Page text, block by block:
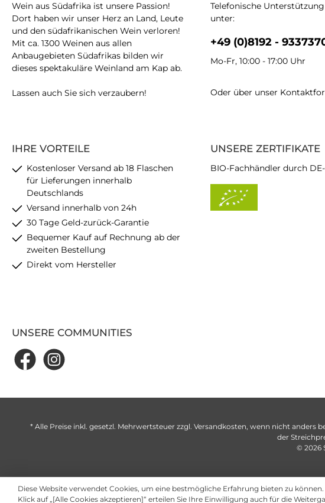
Telefonische
unter:
+49 (0)8192 -
Mo-Fr, 10:00 - 17:00 Uhr
Oder über unser
IHRE VORTEILE
Kostenloser Versand ab 18 Flaschen
für Lieferungen innerhalb
Deutschlands
Versand innerhalb von 24h
30 Tage Geld-zurück-Garantie
Bequemer Kauf auf Rechnung ab der
zweiten Bestellung
Direkt vom Hersteller
Wein aus Südafrika ist unsere Passion!
Dort haben wir unser Herz an Land, Leute
und den südafrikanischen Wein verloren!
Mit ca. 1300 Weinen aus allen
Anbaugebieten Südafrikas bilden wir
dieses spektakuläre Weinland am Kap ab.
Lassen auch Sie sich verzaubern!
UNSERE ZERTIFIKATE
BIO-Fachhändler durch
UNSERE COMMUNITIES
* Alle Preise inkl. gesetzl. Mehrwertsteuer zzgl. Versandkosten, wenn nicht anders
der
© 2026
Diese Website verwendet Cookies, um eine bestmögliche Erfahrung bieten zu können.
Klick auf „[Alle Cookies akzeptieren]“ erteilen Sie Ihre Einwilligung auch für die